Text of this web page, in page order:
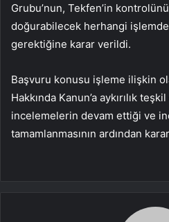
Grubu’nun, Tekfen’in
doğurabilecek herhangi
gerektiğine karar verildi.
Başvuru konusu işleme ilişkin
Hakkında Kanun’a aykırılık
incelemelerin devam ettiği ve
tamamlanmasının ardından